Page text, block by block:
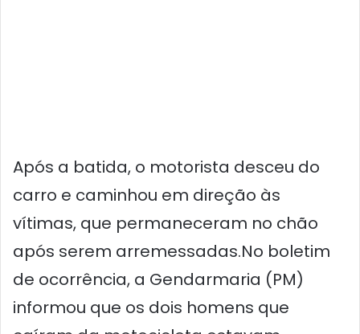
Após a batida, o motorista desceu do
carro e caminhou em direção às
vítimas, que permaneceram no chão
após serem arremessadas.No boletim
de ocorrência, a Gendarmaria (PM)
informou que os dois homens que